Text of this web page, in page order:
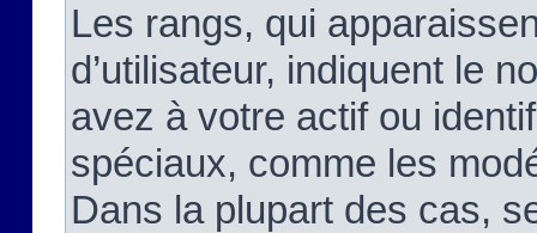
Les rangs, qui
d’utilisateur, indiquent le
avez à votre actif ou
spéciaux, comme les
Dans la plupart des cas,